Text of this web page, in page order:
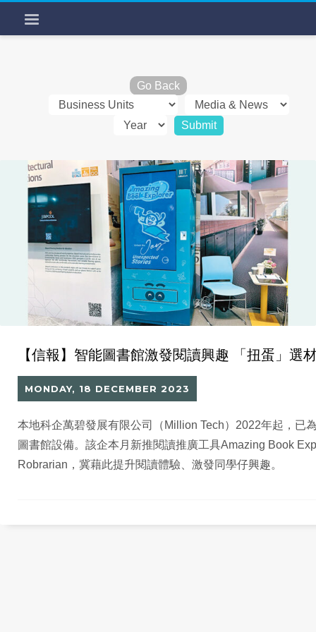
Go Back
【信報】智能圖書館激發閱讀興趣 「扭蛋」選
MONDAY, 18 DECEMBER 2023
本地科企萬碧發展有限公司（Million Tech）2022年起，已
圖書館設備。該企本月新推閱讀推廣工具Amazing Book
Robrarian，冀藉此提升閱讀體驗、激發同學仔興趣。